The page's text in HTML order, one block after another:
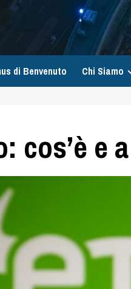
di Benvenuto Chi Siamo
cos’è e